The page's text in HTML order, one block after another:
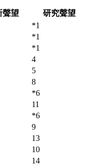
聲望
研究聲望
*1
*1
*1
4
5
8
*6
11
*6
9
13
10
14